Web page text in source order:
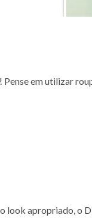
em utilizar
look apropriado,